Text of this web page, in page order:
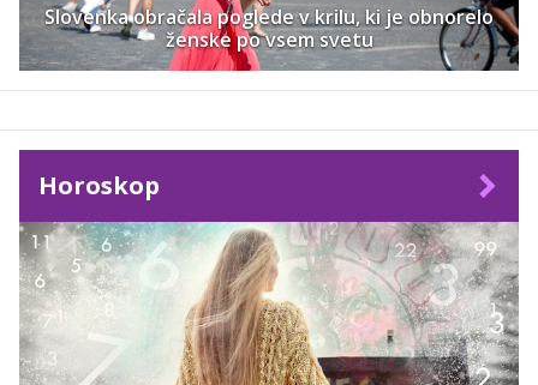
Slovenka obračala poglede v krilu, ki je obnorelo
ženske po vsem svetu
Horoskop